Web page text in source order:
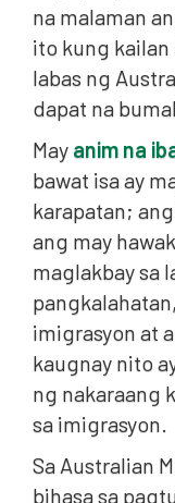
na malaman
ito kung kailan
labas ng
dapat na
May anim na
bawat isa ay
karapatan;
ang may
maglakbay sa
imigrasyon at
kaugnay nito
ng nakaraang
sa imigrasyon.
Sa Australian
bihasa sa